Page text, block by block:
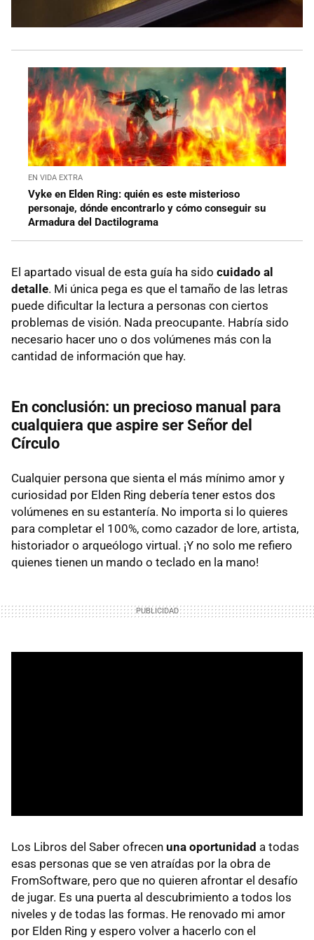
EN VIDA EXTRA
Vyke en Elden Ring: quién es este misterioso
personaje, dónde encontrarlo y cómo conseguir su
Armadura del Dactilograma
El apartado visual de esta guía ha sido cuidado al
detalle. Mi única pega es que el tamaño de las letras
puede dificultar la lectura a personas con ciertos
problemas de visión. Nada preocupante. Habría sido
necesario hacer uno o dos volúmenes más con la
cantidad de información que hay.
En conclusión: un precioso manual para
cualquiera que aspire ser Señor del
Círculo
Cualquier persona que sienta el más mínimo amor y
curiosidad por Elden Ring debería tener estos dos
volúmenes en su estantería. No importa si lo quieres
para completar el 100%, como cazador de lore, artista,
historiador o arqueólogo virtual. ¡Y no solo me refiero
quienes tienen un mando o teclado en la mano!
Los Libros del Saber ofrecen una oportunidad a todas
esas personas que se ven atraídas por la obra de
FromSoftware, pero que no quieren afrontar el desafío
de jugar. Es una puerta al descubrimiento a todos los
niveles y de todas las formas. He renovado mi amor
por Elden Ring y espero volver a hacerlo con el